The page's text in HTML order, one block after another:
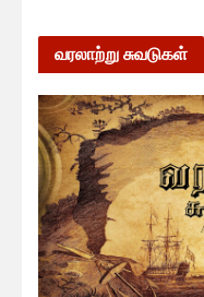
வரலாற்று சுவடுகள்